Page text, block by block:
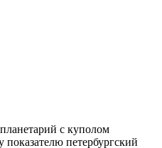
с куполом
петербургский